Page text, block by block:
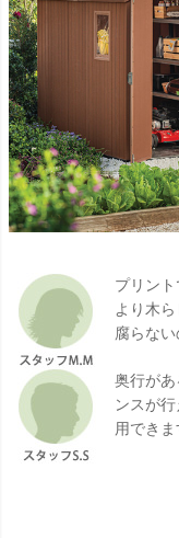
プリン
より木
腐らない
奥行が
ンスが
用できま